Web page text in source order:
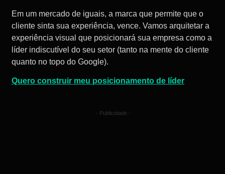
Em um mercado de iguais, a marca que permite que o
cliente sinta sua experiência, vence. Vamos arquitetar a
experiência visual que posicionará sua empresa como a
líder indiscutível do seu setor (tanto na mente do cliente
quanto no topo do Google).
Quero construir meu posicionamento de líder
- Publicidade -